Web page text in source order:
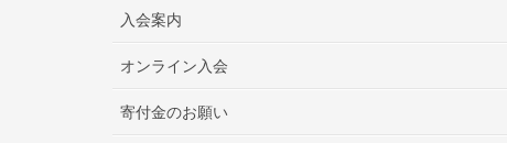
入会案内
オンライン入会
寄付金のお願い